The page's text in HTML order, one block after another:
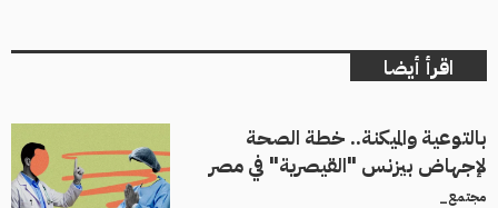
اقرأ أيضا
بالتوعية والميكنة.. خطة الصحة
لإجهاض بيزنس "القيصرية" في مصر
مجتمع_